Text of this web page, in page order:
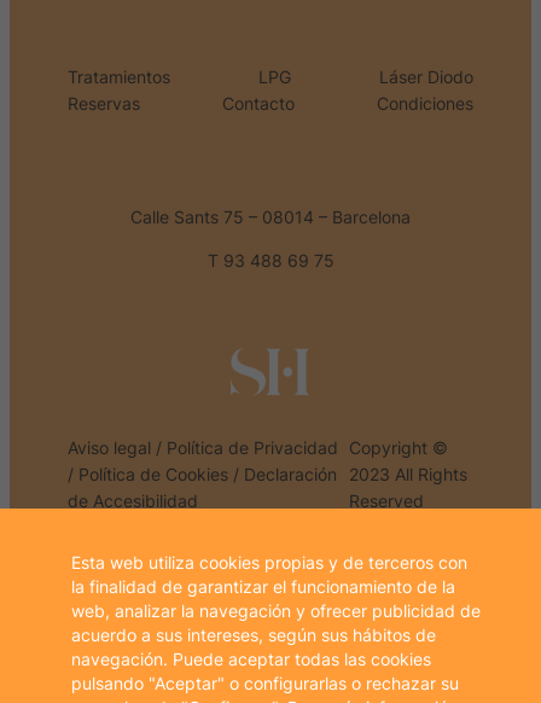
Tratamientos LPG
Láser Diodo
Reservas
Contacto Condiciones
Calle Sants 75 – 08014 – Barcelona
T 93 488 69 75
Aviso legal / Política de Privacidad
/ Política de Cookies / Declaración
de Accesibilidad
Copyright ©
2023 All Rights
Reserved
PROGRAMA KIT DIGITAL COFINANCIADO POR LOS
FONDOS NEXT GENERATION (EU)
DEL MECANISMO DE RECUPERACIÓN Y RESILIENCIA
Esta web utiliza cookies propias y de terceros con
la finalidad de garantizar el funcionamiento de la
web, analizar la navegación y ofrecer publicidad de
acuerdo a sus intereses, según sus hábitos de
navegación. Puede aceptar todas las cookies
pulsando "Aceptar" o configurarlas o rechazar su